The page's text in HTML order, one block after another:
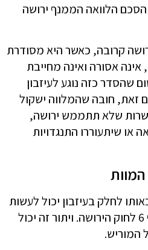
הלוואה הממנף ירושה
קרובה, כאשר היא מסודרת
אינה אסורה ואינה מחייבת
כזה נוגע לעיזבון
זאת, חובה שהמלווה ישקול
שלא תתממש ירושה,
או שיתעוררו התנגדויות
לחלק בעיזבון יכול לעשות
זאת אך ורק בהתאם לסעיף 6 לחוק הירושה. ויתור זה יכול
המוריש.